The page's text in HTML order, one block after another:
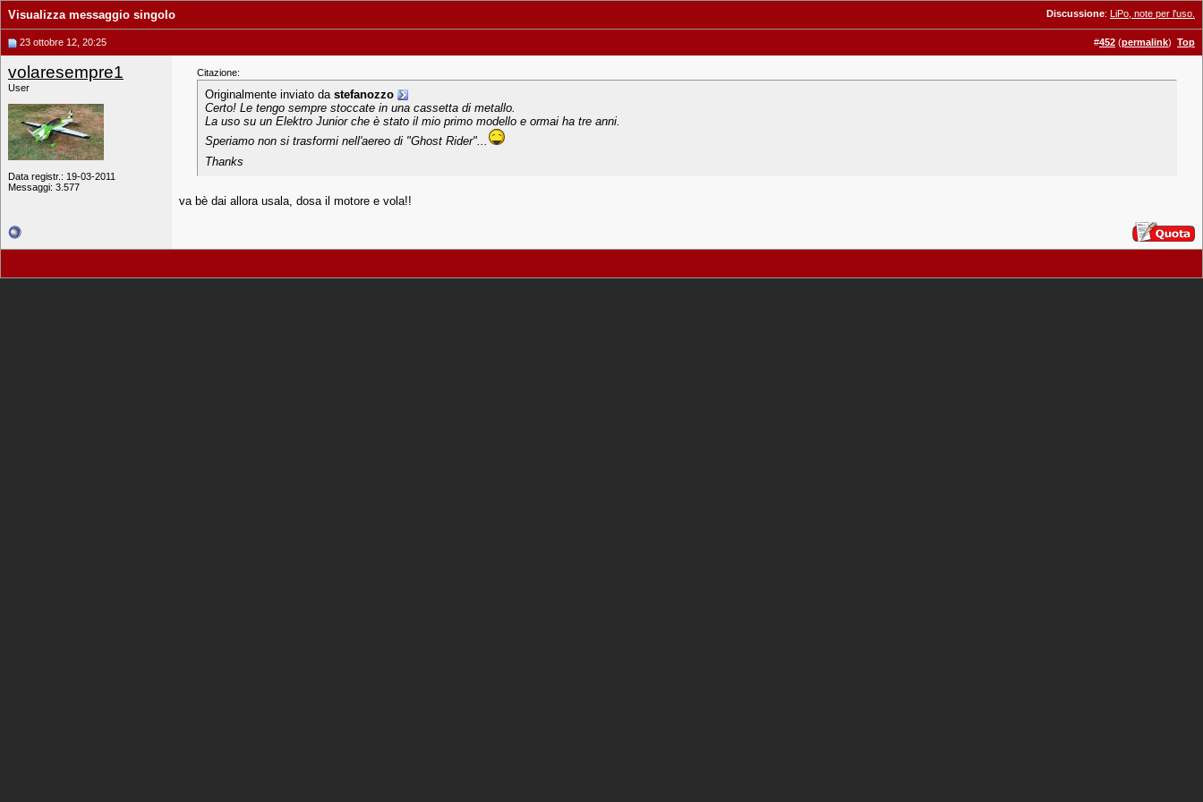
Discussione: LiPo, note per l'uso.
Visualizza messaggio singolo
23 ottobre 12, 20:25 #452 (permalink) Top
volaresempre1
User
Data registr.: 19-03-2011
Messaggi: 3.577
Citazione:
Originalmente inviato da stefanozzo
Certo! Le tengo sempre stoccate in una cassetta di metallo.
La uso su un Elektro Junior che è stato il mio primo modello e ormai ha tre anni.
Speriamo non si trasformi nell'aereo di "Ghost Rider"...
Thanks
va bè dai allora usala, dosa il motore e vola!!